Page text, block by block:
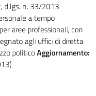
d.lgs. n. 33/2013
a tempo
aree professionali, con
agli uffici di diretta
politicoAggiornamento: